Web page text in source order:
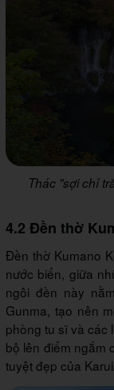
Thác "sợi chỉ
4.2 Đền thờ
Đền thờ Kumano
nước biển, giữa
ngôi đền này
Gunma, tạo nên
phòng tu sĩ và các
bộ lên điểm ngắm
tuyệt đẹp của